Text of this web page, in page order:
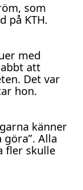
som
på KTH.
med
att
Det var
hon.
känner
Alla
fler skulle